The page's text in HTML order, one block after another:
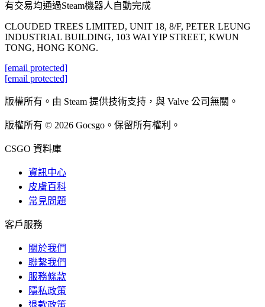
有交易均通過Steam機器人自動完成
CLOUDED TREES LIMITED, UNIT 18, 8/F, PETER LEUNG
INDUSTRIAL BUILDING, 103 WAI YIP STREET, KWUN
TONG, HONG KONG.
[email protected]
[email protected]
版權所有。由 Steam 提供技術支持，與 Valve 公司無關。
版權所有 © 2026 Gocsgo。保留所有權利。
CSGO 資料庫
資訊中心
皮膚百科
常見問題
客戶服務
關於我們
聯繫我們
服務條款
隱私政策
退款政策